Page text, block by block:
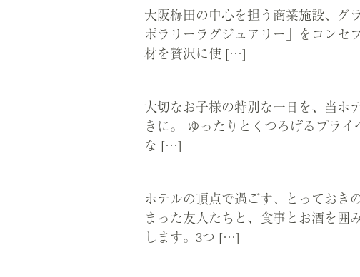
大阪梅田の中心を担う商業施設、グ
ポラリーラグジュアリー」をコンセ
材を贅沢に使 […]
大切なお子様の特別な一日を、当ホ
きに。 ゆったりとくつろげるプラ
な […]
ホテルの頂点で過ごす、とっておき
まった友人たちと、食事とお酒を囲
します。3つ […]